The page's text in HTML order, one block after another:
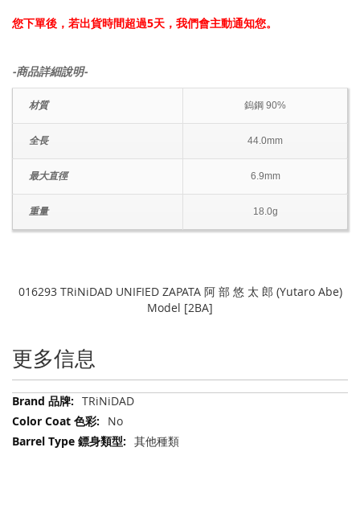
您下單後，若出貨時間超過5天，我們會主動通知您。
-商品詳細說明-
材質 鎢鋼 90%
全長 44.0mm
最大直徑 6.9mm
重量 18.0g
016293 TRiNiDAD UNIFIED ZAPATA 阿 部 悠 太 郎 (Yutaro Abe)
Model [2BA]
更多信息
更
多
息
TRiNiDAD
No
其他種類